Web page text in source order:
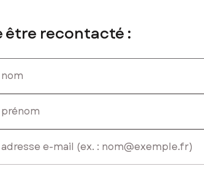
être recontacté :